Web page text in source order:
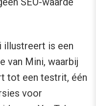
illustreert is een
van Mini, waarbij
tot een testrit, één
voor